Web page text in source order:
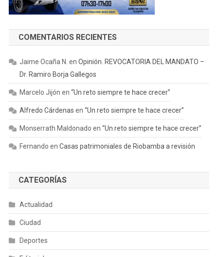
COMENTARIOS RECIENTES
Jaime Ocaña N. en Opinión. REVOCATORIA DEL MANDATO –
Dr. Ramiro Borja Gallegos
Marcelo Jijón en “Un reto siempre te hace crecer”
Alfredo Cárdenas en “Un reto siempre te hace crecer”
Monserrath Maldonado en “Un reto siempre te hace crecer”
Fernando en Casas patrimoniales de Riobamba a revisión
CATEGORÍAS
Actualidad
Ciudad
Deportes